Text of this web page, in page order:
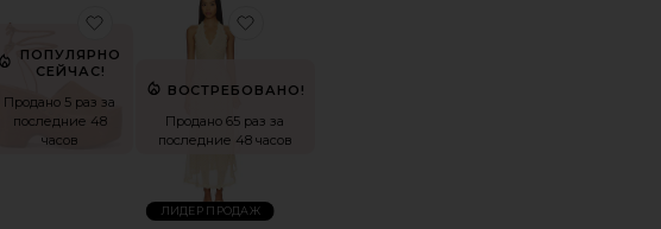
CLOVER
ПОПУЛЯРНО
СЕЙЧАС!
Продано 5 раз за
последние 48
часов
избранноеКЛОГИ FRONT ROW WRAP
ВОСТРЕБОВАНО!
Продано 65 раз за
последние 48 часов
ЛИДЕР ПРОДАЖ